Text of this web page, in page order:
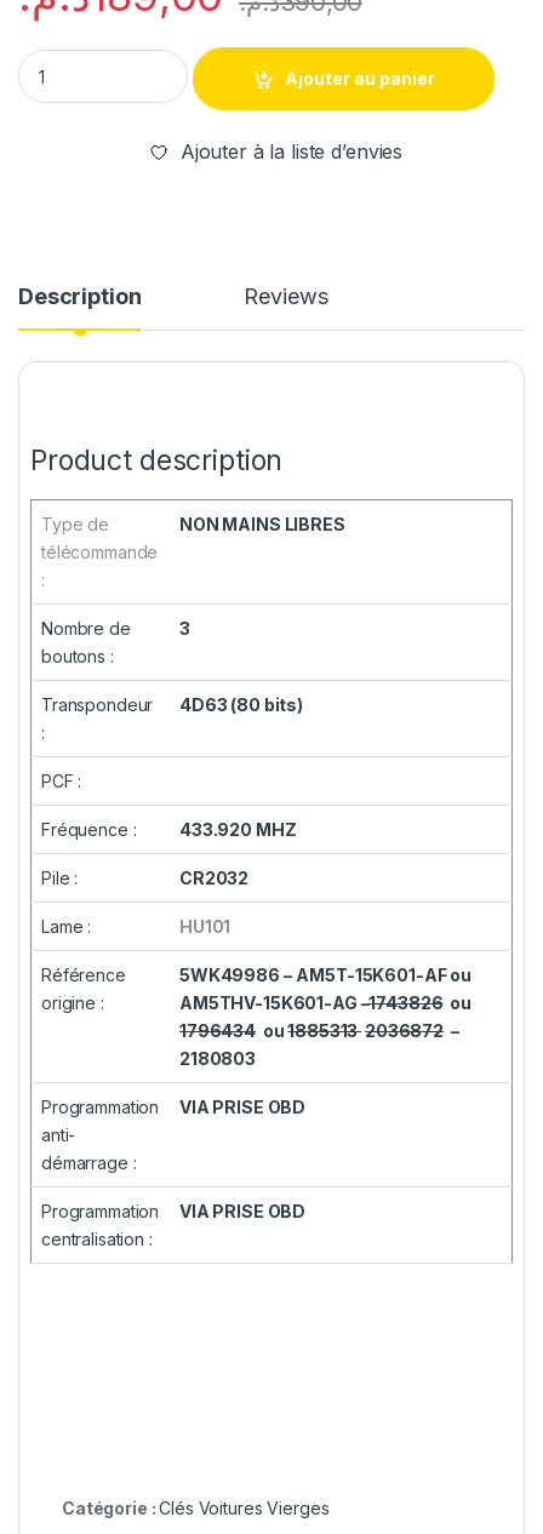
Ajouter au panier
Ajouter à la liste d’envies
Description Reviews
Product description
Type de
télécommande
:
NON MAINS LIBRES
Nombre de
boutons :
3
Transpondeur
:
4D63 (80 bits)
PCF :
Fréquence : 433.920 MHZ
Pile : CR2032
Lame : HU101
Référence
origine :
5WK49986 – AM5T-15K601-AF ou
AM5THV-15K601-AG –1743826ou
1796434 ou18853132036872 –
2180803
Programmation
anti-
démarrage :
VIA PRISE OBD
Programmation
centralisation :
VIA PRISE OBD
Catégorie :Clés Voitures Vierges